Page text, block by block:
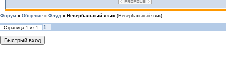
Форум » Общение » Флуд » Невербальный язык (Невербальный язык)
Страница 1 из 1 1